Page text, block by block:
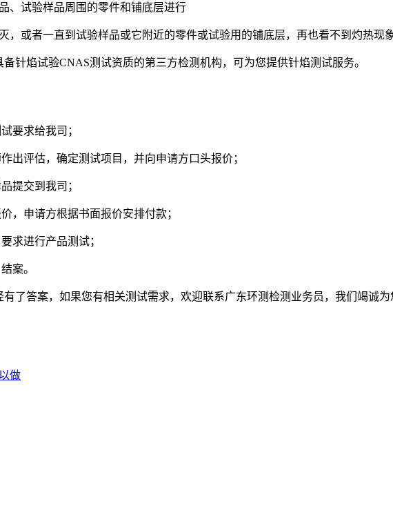
、试验样品周围的零件和铺底层进行
，或者一直到试验样品或它附近的零件或试验用的铺底层，再也看不到灼热现
针焰试验CNAS测试资质的第三方检测机构，可为您提供针焰测试服务。
要求给我司；
出评估，确定测试项目，并向申请方口头报价；
提交到我司；
，申请方根据书面报价安排付款；
求进行产品测试；
案。
了答案，如果您有相关测试需求，欢迎联系广东环测检测业务员，我们竭诚
做